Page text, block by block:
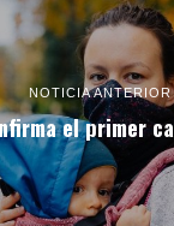
NOTICIA ANTERIOR
el primer